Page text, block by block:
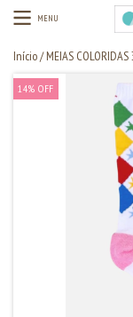
MENU
Início/ MEIAS
14% OFF